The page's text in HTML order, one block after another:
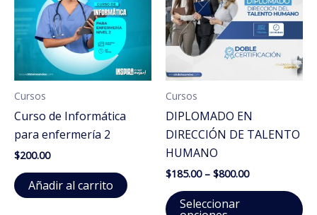
Cursos
Curso de Informática
para enfermería 2
$200.00
Añadir al carrito
Cursos
DIPLOMADO EN
DIRECCIÓN DE TALENTO
HUMANO
$185.00 – $800.00Price
Seleccionar